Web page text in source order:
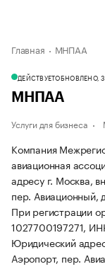
Главная МНПАА
ДЕЙСТВУЕТОБНОВЛЕНО,
МНПАА
Услуги для бизнеса
Компания
авиационная
адресу г. Москва,
пер. Авиационный,
При регистрации
1027700197271,
Юридический
Аэропорт, пер.